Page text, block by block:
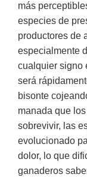
más
especies de
productores de
especialmente
cualquier signo
será
bisonte
manada que
sobrevivir, las
evolucionado
dolor, lo que
ganaderos